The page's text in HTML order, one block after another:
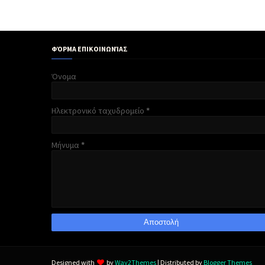
ΦΌΡΜΑ ΕΠΙΚΟΙΝΩΝΊΑΣ
Όνομα
Ηλεκτρονικό ταχυδρομείο *
Μήνυμα *
Designed with byWay2Themes | Distributed by Blogger Themes